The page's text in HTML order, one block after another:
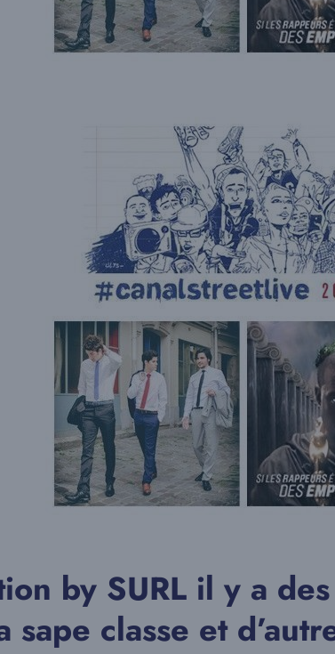
by SURL il y a
sape classe et